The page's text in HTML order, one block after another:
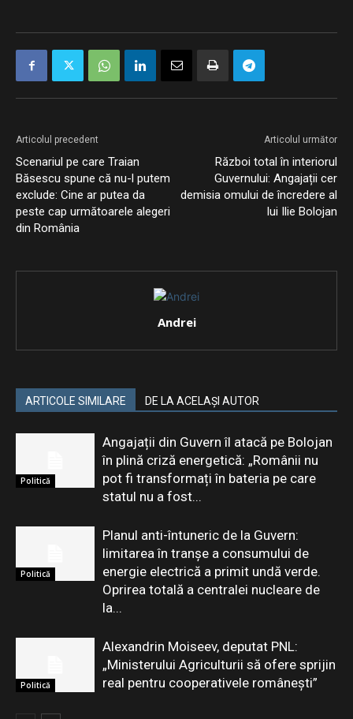
Articolul precedent
Scenariul pe care Traian
Băsescu spune că nu-l putem
exclude: Cine ar putea da
peste cap următoarele alegeri
din România
Articolul următor
Război total în interiorul
Guvernului: Angajații cer
demisia omului de încredere al
lui Ilie Bolojan
Andrei
ARTICOLE SIMILARE DE LA ACELAȘI AUTOR
Politică
Angajații din Guvern îl atacă pe Bolojan
în plină criză energetică: „Românii nu
pot fi transformați în bateria pe care
statul nu a fost...
Politică
Planul anti-întuneric de la Guvern:
limitarea în tranşe a consumului de
energie electrică a primit undă verde.
Oprirea totală a centralei nucleare de
la...
Politică
Alexandrin Moiseev, deputat PNL:
„Ministerului Agriculturii să ofere sprijin
real pentru cooperativele românești”